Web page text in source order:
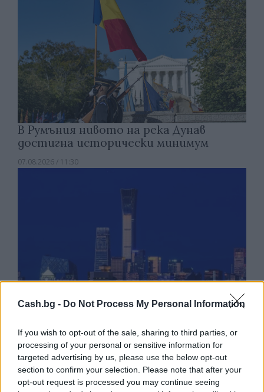
Cash.bg - Do Not Process My Personal Information
If you wish to opt-out of the sale, sharing to third parties, or
processing of your personal or sensitive information for
targeted advertising by us, please use the below opt-out
section to confirm your selection. Please note that after your
opt-out request is processed you may continue seeing
В Румъния нивото на река Дунав
достигна исторически минимум
07.08.2026 / 11:30
Пекин е обявен за Световна столица
на архитектурата за 2029 г.
06.08.2026 / 17:30